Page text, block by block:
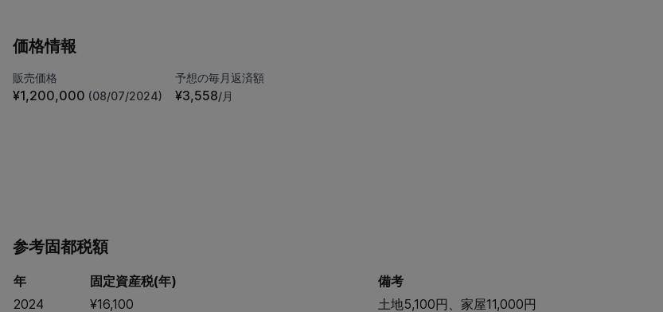
価格情報
販売価格
¥1,200,000 (08/07/2024)
予想の毎月返済額
¥3,558/月
参考固都税額
年 固定資産税(年)
備考
2024
¥16,100 土地5,100円、家屋11,000円